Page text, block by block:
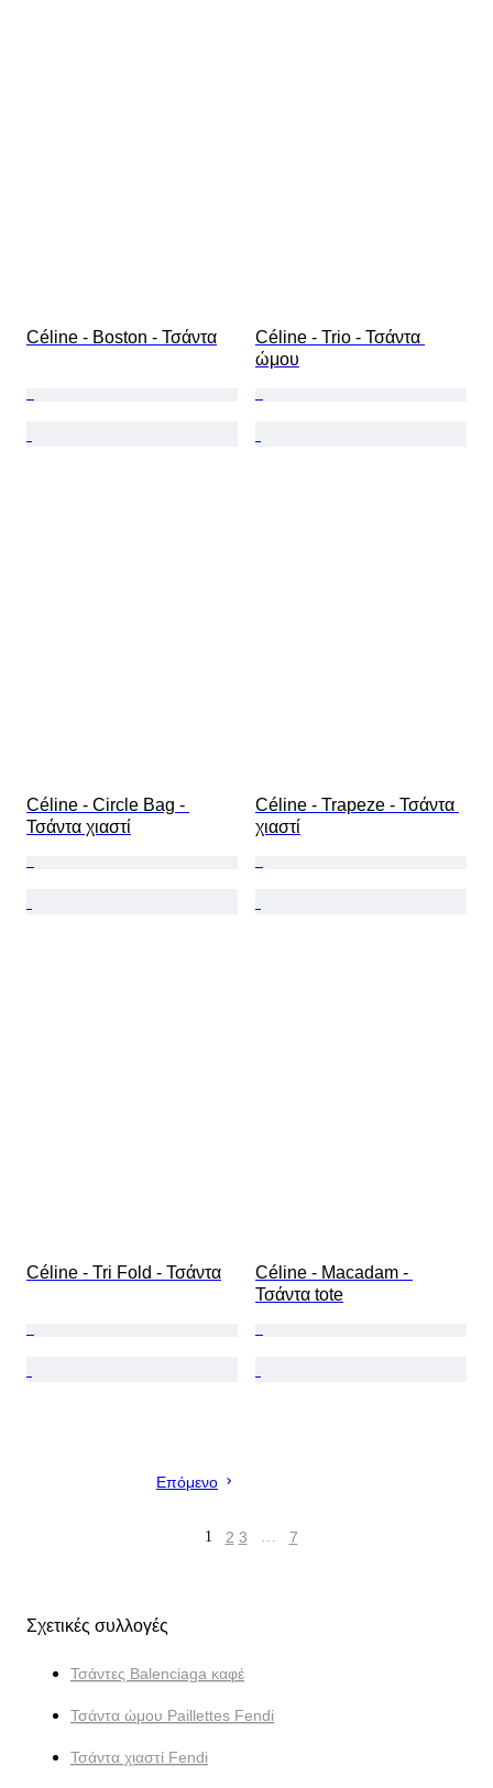
Céline - Boston - Τσάντα
Céline - Trio - Τσάντα
ώμου
Céline - Circle Bag -
Τσάντα χιαστί
Céline - Trapeze - Τσάντα
χιαστί
Céline - Tri Fold - Τσάντα
Céline - Macadam -
Τσάντα tote
Επόμενο
1 2 3 … 7
Σχετικές συλλογές
Τσάντες Balenciaga καφέ
Τσάντα ώμου Paillettes Fendi
Τσάντα χιαστί Fendi